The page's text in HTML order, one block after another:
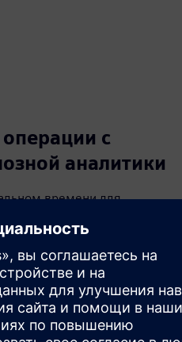
с
аналитики
времени для
простоя и
чтобы обеспечить
и поддержать